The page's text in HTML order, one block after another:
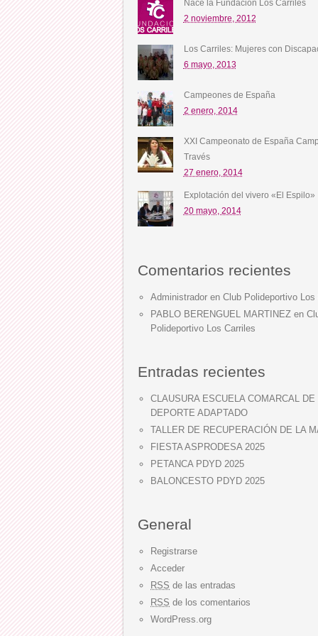
Nace la Fundación Los Carriles
2 noviembre, 2012
Los Carriles: Mujeres con
6 mayo, 2013
Campeones de España
2 enero, 2014
XXI Campeonato de España
Través
27 enero, 2014
Explotación del vivero «El Espilo»
20 mayo, 2014
Comentarios recientes
Administrador enClub Polideportivo Los
PABLO BERENGUEL MARTINEZ en
Polideportivo Los Carriles
Entradas recientes
CLAUSURA ESCUELA COMARCAL DE
DEPORTE ADAPTADO
TALLER DE RECUPERACIÓN DE LA
FIESTA ASPRODESA 2025
PETANCA PDYD 2025
BALONCESTO PDYD 2025
General
Registrarse
Acceder
RSS de las entradas
RSS de los comentarios
WordPress.org